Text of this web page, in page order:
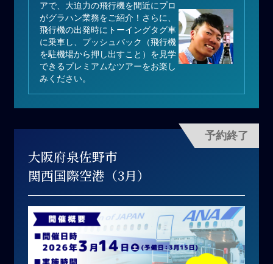
アで、大迫力の飛行機を間近にプロ
がグラハン業務をご紹介！さらに、
飛行機の出発時にトーイングタグ車
に乗車し、プッシュバック（飛行機
を駐機場から押し出すこと）を見学
できるプレミアムなツアーをお楽し
みください。
予約終了
大阪府泉佐野市
関西国際空港（3月）